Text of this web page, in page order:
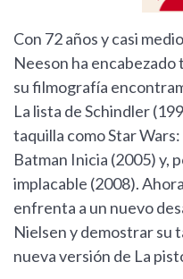
Con 72 años y casi
Neeson ha
su filmografía
La lista de Schindler
taquilla como Star
Batman Inicia (2005) y,
implacable (2008).
enfrenta a un nuevo
Nielsen y demostrar su
nueva versión de La